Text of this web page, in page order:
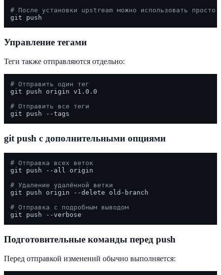
# После установки upstream можно использовать просто
Управление тегами
Теги также отправляются отдельно:
# Отправить один тег
git push origin v1.0.0
# Отправить все теги
git push с дополнительными опциями
# Отправка всех веток
git push --all origin
# Удаление удалённой ветки
git push origin --delete old-branch
# Отправка с подробным выводом
Подготовительные команды перед push
Перед отправкой изменений обычно выполняется: